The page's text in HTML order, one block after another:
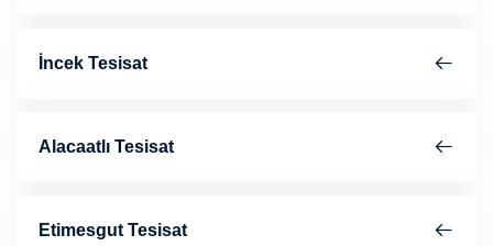
İncek Tesisat
Alacaatlı Tesisat
Etimesgut Tesisat